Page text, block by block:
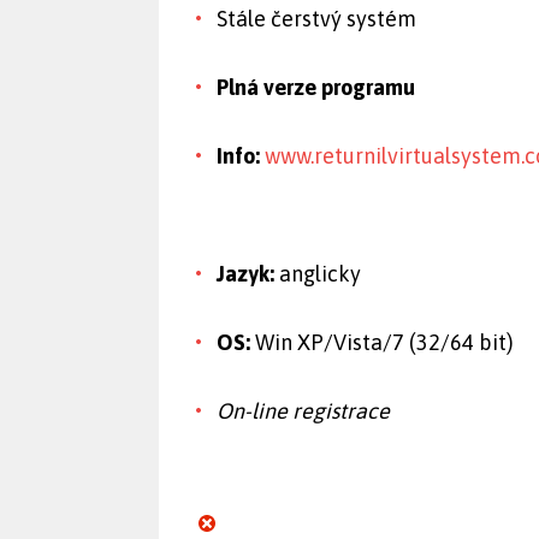
Stále čerstvý systém
Plná verze programu
Info:
Jazyk: anglicky
OS:Win XP/Vista/7 (32/64 bit)
On-line registrace